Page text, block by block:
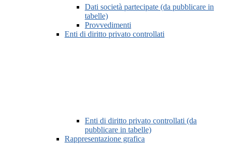
Dati società partecipate (da pubblicare in
tabelle)
Provvedimenti
Enti di diritto privato controllati
Enti di diritto privato controllati (da
pubblicare in tabelle)
Rappresentazione grafica